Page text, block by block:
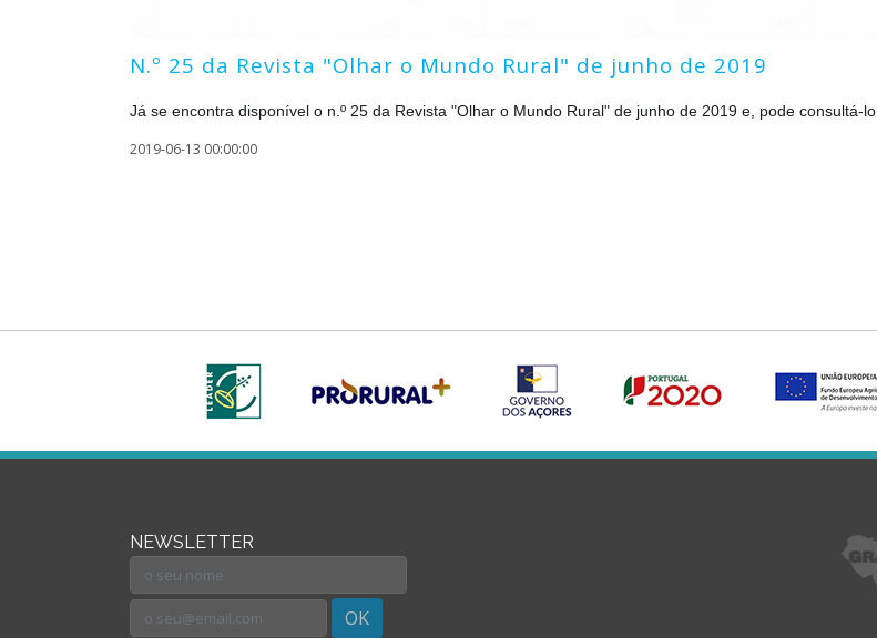
N.º 25 da Revista "Olhar o Mundo Rural" de junho de 2019
Já se encontra disponível o n.º 25 da Revista "Olhar o Mundo Rural" de junho de 2019 e, pode consultá-lo
2019-06-13 00:00:00
NEWSLETTER
OK